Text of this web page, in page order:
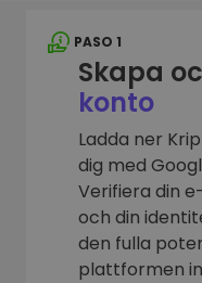
PASO 1
Skapa
konto
Ladda ner
dig med
Verifiera din
och din
den fulla
plattformen